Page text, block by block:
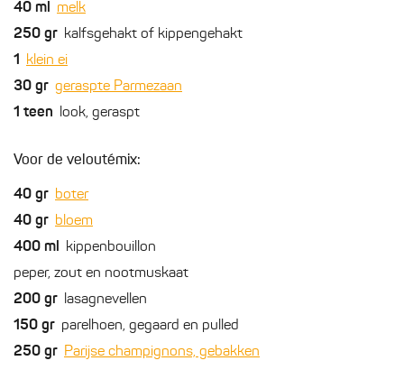
40 ml melk
250 gr kalfsgehakt of kippengehakt
1 klein ei
30 gr geraspte Parmezaan
1 teen look, geraspt
Voor de veloutémix:
40 gr boter
40 gr bloem
400 ml kippenbouillon
peper, zout en nootmuskaat
200 gr lasagnevellen
150 gr parelhoen, gegaard en pulled
250 gr Parijse champignons, gebakken